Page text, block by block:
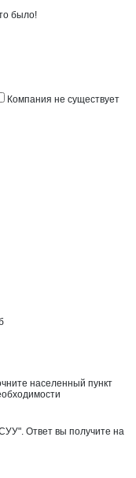
было!
Компания не существует
населенный пункт
Ответ вы получите на